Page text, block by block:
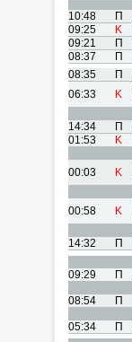
10:48 П
09:25
K
09:21
П
08:37
П
08:35
П
06:33
K
14:34 П
01:53
K
00:03 K
00:58 K
14:32 П
09:29 П
08:54 П
05:34 П